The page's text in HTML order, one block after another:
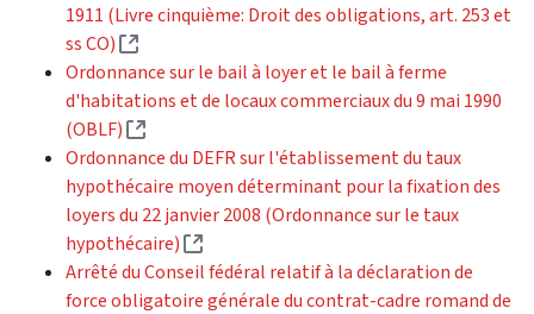
1911 (Livre cinquième: Droit des obligations, art. 253 et
ss CO)
(External link)
Ordonnance sur le bail à loyer et le bail à ferme
d'habitations et de locaux commerciaux du 9 mai 1990
(OBLF)
(External link)
Ordonnance du DEFR sur l'établissement du taux
hypothécaire moyen déterminant pour la fixation des
loyers du 22 janvier 2008 (Ordonnance sur le taux
hypothécaire)
(External link)
Arrêté du Conseil fédéral relatif à la déclaration de
force obligatoire générale du contrat-cadre romand de